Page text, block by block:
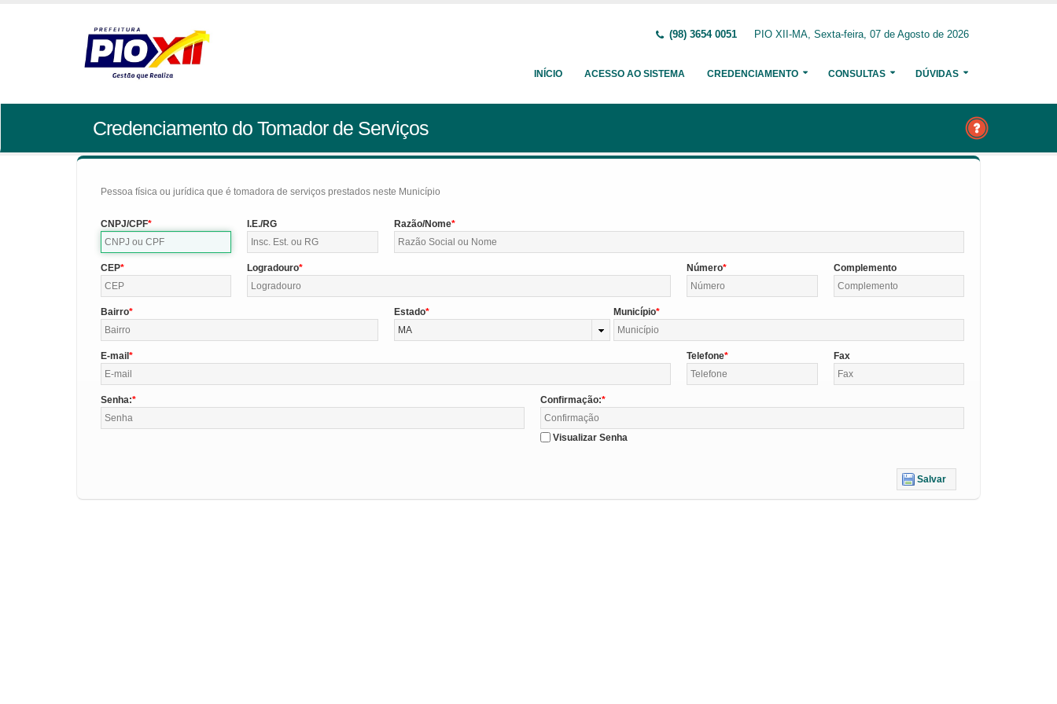
(98) 3654 0051 PIO XII-MA, Sexta-feira, 07 de Agosto de 2026
INÍCIO ACESSO AO SISTEMA CREDENCIAMENTO CONSULTAS DÚVIDAS
Credenciamento do Tomador de Serviços
Pessoa física ou jurídica que é tomadora de serviços prestados neste Município
CNPJ/CPF I.E./RG Razão/Nome
CEP Logradouro Número Complemento
Bairro
Estado
MA
Município
E-mail Telefone Fax
Senha: Confirmação:
Visualizar Senha
Salvar